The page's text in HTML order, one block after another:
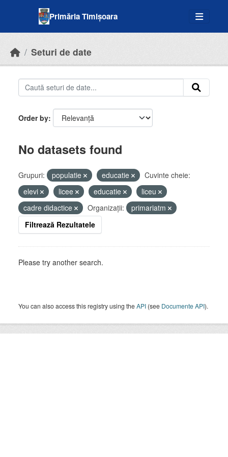
Primăria Timișoara
Seturi de date
Order by
No datasets found
Grupuri: populatie educatie
Cuvinte cheie:
elevi
licee educatie
liceu
cadre didactice
Organizații:
primariatm
Filtrează Rezultatele
Please try another search.
You can also access this registry using theAPI (see Documente API).